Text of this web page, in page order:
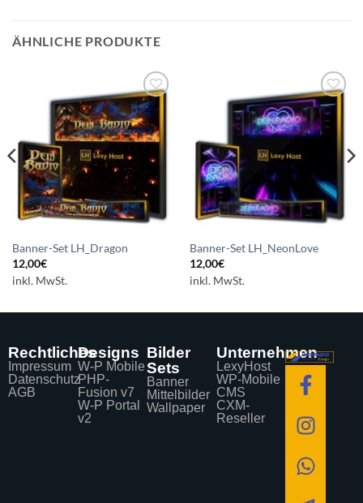
ÄHNLICHE PRODUKTE
Auf die
Wunschliste
setzen
Banner-Set LH_Dragon
12,00€
inkl. MwSt.
Auf die
Wunschliste
setzen
Banner-Set LH_NeonLove
12,00€
inkl. MwSt.
Rechtliches
Impressum
Datenschutz
AGB
Designs
W-P Mobile
PHP-
Fusion v7
W-P Portal
v2
Bilder
Sets
Banner
Mittelbilder
Wallpaper
Unternehmen
LexyHost
WP-Mobile
CMS
CXM-
Reseller